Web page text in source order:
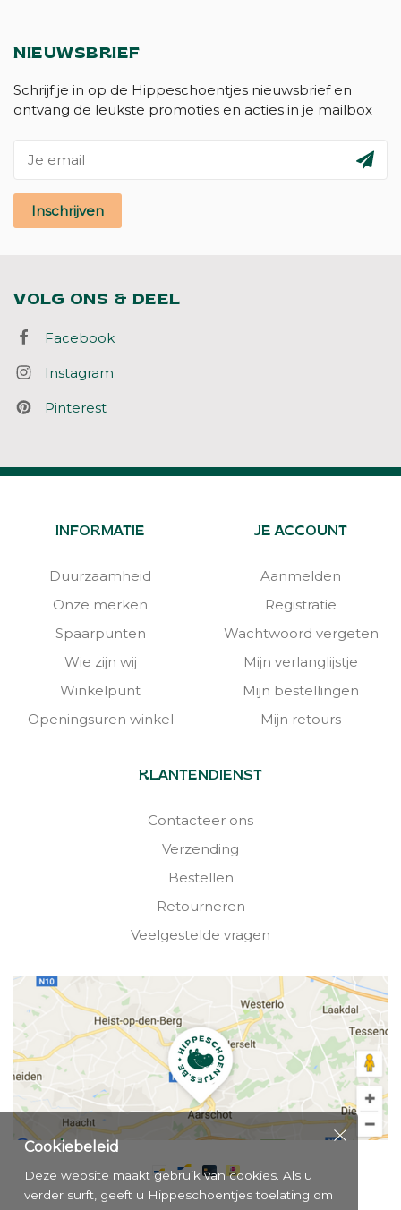
NIEUWSBRIEF
Schrijf je in op de Hippeschoentjes nieuwsbrief en
ontvang de leukste promoties en acties in je mailbox
Inschrijven
VOLG ONS & DEEL
Facebook
Instagram
Pinterest
INFORMATIE
Duurzaamheid
Onze merken
Spaarpunten
Wie zijn wij
Winkelpunt
Openingsuren winkel
JE ACCOUNT
Aanmelden
Registratie
Wachtwoord vergeten
Mijn verlanglijstje
Mijn bestellingen
Mijn retours
KLANTENDIENST
Contacteer ons
Verzending
Bestellen
Retourneren
Veelgestelde vragen
Cookiebeleid
Deze website maakt gebruik van cookies. Als u
verder surft, geeft u Hippeschoentjes toelating om